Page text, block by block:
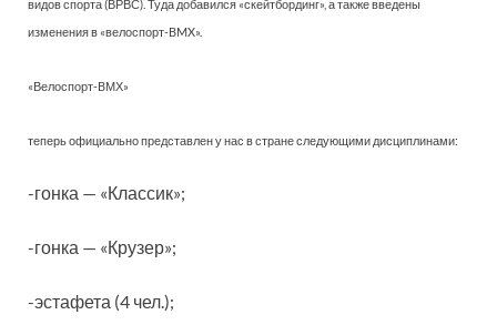
видов спорта (ВРВС). Туда добавился «скейтбординг», а также введены
изменения в «велоспорт-BMX».
«Велоспорт-BМХ»
теперь официально представлен у нас в стране следующими дисциплинами:
-гонка — «Классик»;
-гонка — «Крузер»;
-эстафета (4 чел.);